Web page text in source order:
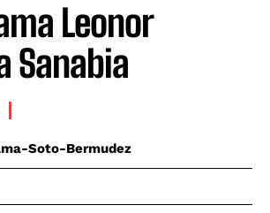
Leonor
Sanabia
Soto-Bermudez